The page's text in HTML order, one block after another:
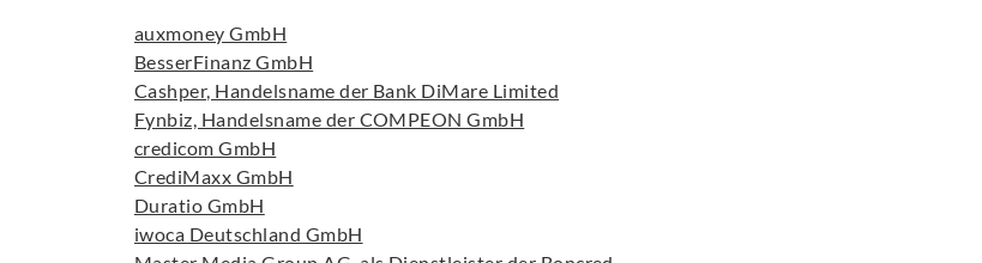
auxmoney GmbH
BesserFinanz GmbH
Cashper, Handelsname der Bank DiMare Limited
Fynbiz, Handelsname der COMPEON GmbH
credicom GmbH
CrediMaxx GmbH
Duratio GmbH
iwoca Deutschland GmbH